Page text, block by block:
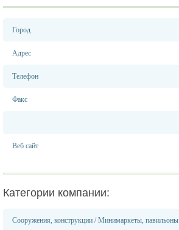
Город
Адрес
Телефон
Факс
Веб сайт
Категории компании:
Сооружения, конструкции /Минимаркеты, павильоны